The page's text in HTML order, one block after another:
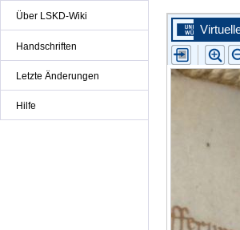
Über LSKD-Wiki
Handschriften
Letzte Änderungen
Hilfe